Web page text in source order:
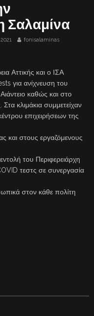
Σαλαμίνα
fonisalaminas
Αττικής και ο ΙΣΑ
για ανίχνευση του
καθώς και στο
κλιμάκια συμμετείχαν
επιχειρήσεων της
και στους εργαζόμενους
του Περιφερειάρχη
τεστς σε συνεργασία
στον κάθε πολίτη